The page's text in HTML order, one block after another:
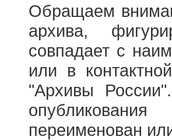
Обращаем
архива,
совпадает с
или в
"Архивы
переименован